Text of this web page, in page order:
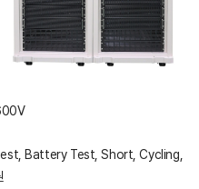
Battery Test, Short, Cycling,